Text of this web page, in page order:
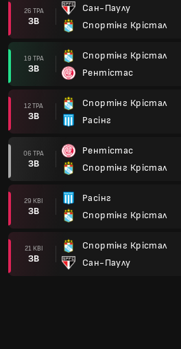
26 ТРА
ЗВ
Сан-Паулу
Спортінг Крістал
19 ТРА
ЗВ
Спортінг Крістал
Рентістас
12 ТРА
ЗВ
Спортінг Крістал
Расінг
06 ТРА
ЗВ
Рентістас
Спортінг Крістал
29 КВІ
ЗВ
Расінг
Спортінг Крістал
21 КВІ
ЗВ
Спортінг Крістал
Сан-Паулу